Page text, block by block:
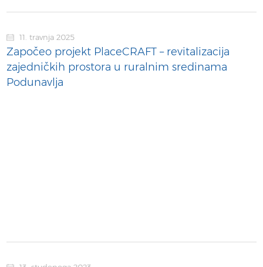
11. travnja 2025
Započeo projekt PlaceCRAFT – revitalizacija
zajedničkih prostora u ruralnim sredinama
Podunavlja